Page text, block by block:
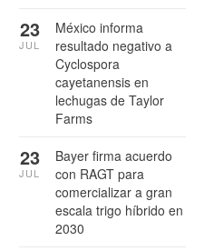
México informa
resultado negativo a
Cyclospora
cayetanensis en
lechugas de Taylor
Farms
23
JUL
Bayer firma acuerdo
con RAGT para
comercializar a gran
escala trigo híbrido en
2030
23
JUL